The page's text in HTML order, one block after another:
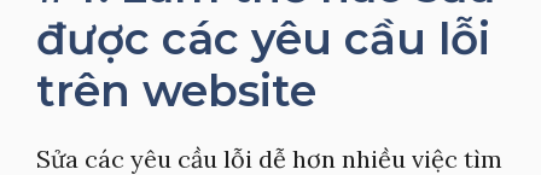
được các yêu cầu lỗi
trên website
Sửa các yêu cầu lỗi dễ hơn nhiều việc tìm